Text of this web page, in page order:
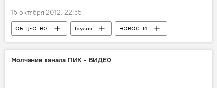
15 октября 2012, 22:55
ОБЩЕСТВО Грузия НОВОСТИ
Молчание канала ПИК - ВИДЕО